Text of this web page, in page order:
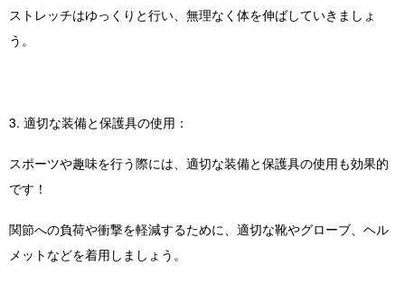
ストレッチはゆっくりと行い、無理なく体を伸ばしていきましょ
う。
3. 適切な装備と保護具の使用：
スポーツや趣味を行う際には、適切な装備と保護具の使用も効果的
です！
関節への負荷や衝撃を軽減するために、適切な靴やグローブ、ヘル
メットなどを着用しましょう。